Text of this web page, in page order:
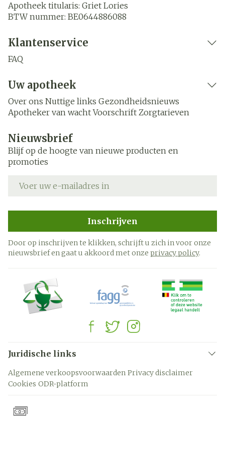
Apotheek titularis: Griet Lories
BTW nummer: BE0644886088
Klantenservice
FAQ
Uw apotheek
Over ons Nuttige links Gezondheidsnieuws
Apotheker van wacht Voorschrift Zorgtarieven
Nieuwsbrief
Blijf op de hoogte van nieuwe producten en
promoties
Inschrijven
Door op inschrijven te klikken, schrijft u zich in voor onze
nieuwsbrief en gaat u akkoord met onze privacy policy.
Juridische links
Algemene verkoopsvoorwaarden Privacy disclaimer
Cookies ODR-platform